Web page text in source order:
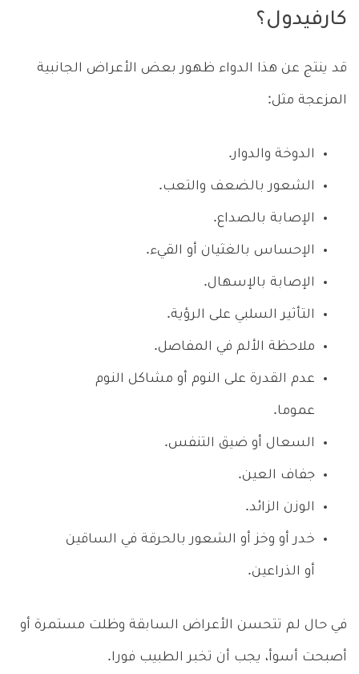
كارفيدول؟
قد ينتج عن هذا الدواء ظهور بعض الأعراض الجانبية
المزعجة مثل:
الدوخة والدوار.
الشعور بالضعف والتعب.
الإصابة بالصداع.
الإحساس بالغثيان أو القيء.
الإصابة بالإسهال.
التأثير السلبي على الرؤية.
ملاحظة الألم في المفاصل.
عدم القدرة على النوم أو مشاكل النوم
عموما.
السعال أو ضيق التنفس.
جفاف العين.
الوزن الزائد.
خدر أو وخز أو الشعور بالحرقة في الساقين
أو الذراعين.
في حال لم تتحسن الأعراض السابقة وظلت مستمرة أو
أصبحت أسوأ، يجب أن تخبر الطبيب فورا.